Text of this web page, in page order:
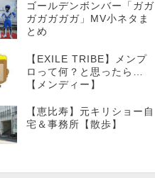
ゴールデンボンバー「ガガ
ガガガガガ」MV小ネタま
とめ
【EXILE TRIBE】メンプ
ロって何？と思ったら…
【メンディー】
【恵比寿】元キリショー自
宅＆事務所【散歩】